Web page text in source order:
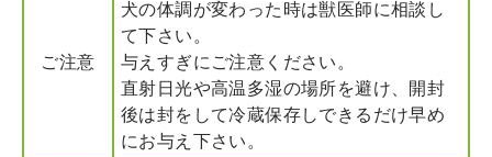
ご注意
犬の体調が変わった時は獣医師に相談し
て下さい。
与えすぎにご注意ください。
直射日光や高温多湿の場所を避け、開封
後は封をして冷蔵保存しできるだけ早め
にお与え下さい。